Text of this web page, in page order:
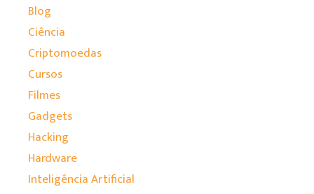
Blog
Ciência
Criptomoedas
Cursos
Filmes
Gadgets
Hacking
Hardware
Inteligência Artificial